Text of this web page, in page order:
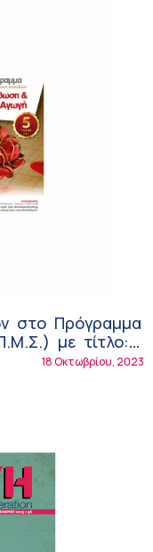
στο Πρόγραμμα
με τίτλο:
Αγωγή» –
18 Οκτωβρίου, 2023